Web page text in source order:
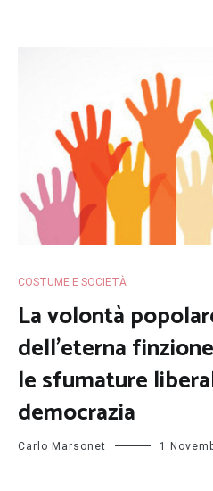
COSTUME E SOCIETÀ
La volontà
dell’eterna
le sfumature
democrazia
Carlo Marsonet 1